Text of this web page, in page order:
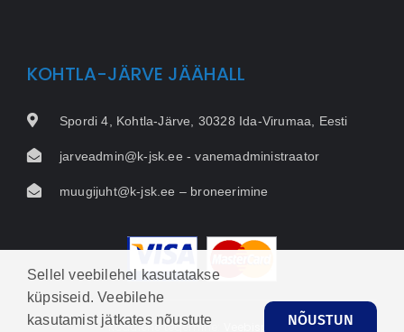
KOHTLA-JÄRVE JÄÄHALL
Spordi 4, Kohtla-Järve, 30328 Ida-Virumaa, Eesti
jarveadmin@k-jsk.ee - vanemadministraator
muugijuht@k-jsk.ee – broneerimine
Kodulehe tegemine: Veebispetsid
Sellel veebilehel kasutatakse
küpsiseid. Veebilehe
kasutamist jätkates nõustute
NÕUSTUN